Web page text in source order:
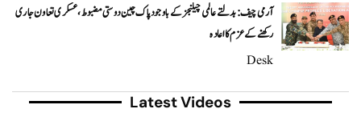
آرمی چیف: بدلتے عالمی چیلنجز کے باوجود پاک چین دوستی مضبوط، عسکری تعاون جاری
رکھنے کے عزم کا اعادہ
Desk
Latest Videos